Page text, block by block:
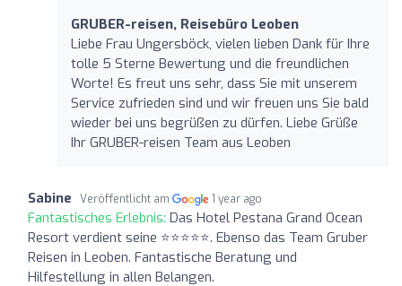
GRUBER-reisen, Reisebüro Leoben
Liebe Frau Ungersböck, vielen lieben Dank für Ihre
tolle 5 Sterne Bewertung und die freundlichen
Worte! Es freut uns sehr, dass Sie mit unserem
Service zufrieden sind und wir freuen uns Sie bald
wieder bei uns begrüßen zu dürfen. Liebe Grüße
Ihr GRUBER-reisen Team aus Leoben
Sabine Veröffentlicht am 1 year ago
Fantastisches Erlebnis: Das Hotel Pestana Grand Ocean
Resort verdient seine ⭐️⭐️⭐️⭐️⭐️. Ebenso das Team Gruber
Reisen in Leoben. Fantastische Beratung und
Hilfestellung in allen Belangen.